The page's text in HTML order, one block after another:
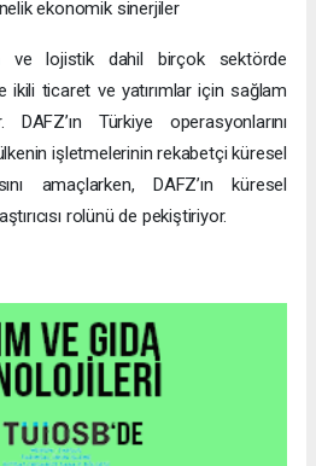
ekonomik sinerjiler
ve lojistik dahil birçok sektörde
ikili ticaret ve yatırımlar için sağlam
Türkiye operasyonlarını
işletmelerinin rekabetçi küresel
amaçlarken, DAFZ’ın küresel
rolünü de pekiştiriyor.